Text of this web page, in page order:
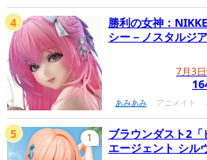
勝利の女神：
シー－ノスタルジア
7月3
あみあみ アニメイト
4
ブラウンダスト2「
エージェント シル
1
5